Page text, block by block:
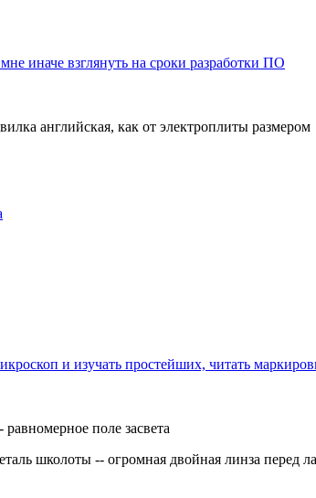
иначе взглянуть на сроки разработки ПО
английская, как от электроплиты размером
и изучать простейших, читать
поле засвета
школоты -- огромная двойная линза перед